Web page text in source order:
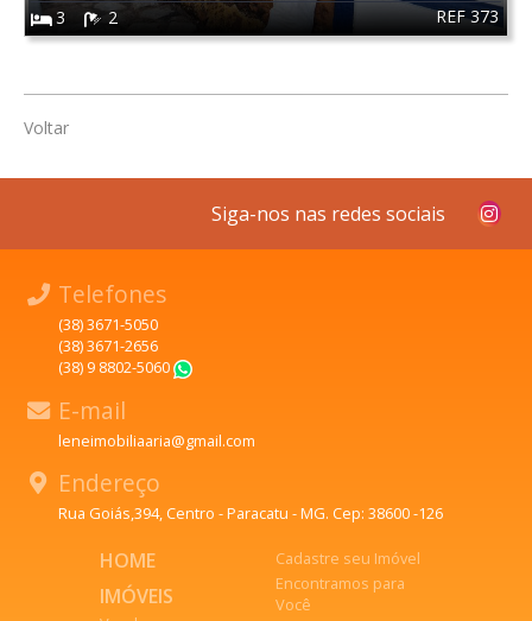
REF 373
3
2
Voltar
Siga-nos nas redes sociais
Telefones
(38) 3671-5050
(38) 3671-2656
(38) 9 8802-5060
E-mail
leneimobiliaaria@gmail.com
Endereço
Rua Goiás,394, Centro - Paracatu - MG. Cep: 38600 -126
HOME
IMÓVEIS
Cadastre seu Imóvel
Encontramos para
Você